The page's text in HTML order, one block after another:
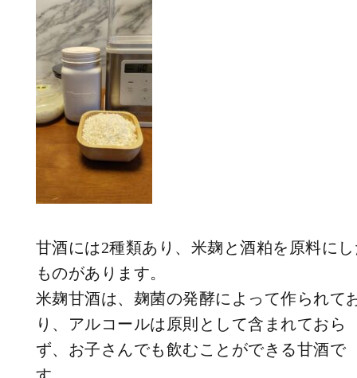
甘酒には2種類あり、米麹と酒粕を原料に
ものがあります。
米麹甘酒は、麹菌の発酵によって作られて
り、アルコールは原則として含まれておら
ず、お子さんでも飲むことができる甘酒で